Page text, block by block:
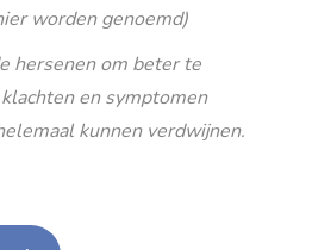
worden genoemd)
hersenen om beter te
en symptomen
kunnen verdwijnen.